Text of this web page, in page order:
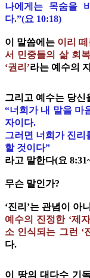
나에게는 목숨을
다.”(요 10:18)
이 말씀에는 이리
서 민중들의 삶 회
‘권리’라는 예수의
그리고 예수는 당신
“너희가 내 말을 마
자이다.
그러면 너희가 진리
할 것이다”
라고 말한다(요
무슨 말인가?
‘진리’는 관념이 아
예수의 진정한 ‘제
소 인식되는 그런 ‘
다.
이 땅의 대다수 기